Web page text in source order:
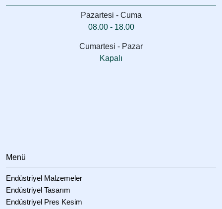
Pazartesi - Cuma
08.00 - 18.00
Cumartesi - Pazar
Kapalı
Menü
Endüstriyel Malzemeler
Endüstriyel Tasarım
Endüstriyel Pres Kesim